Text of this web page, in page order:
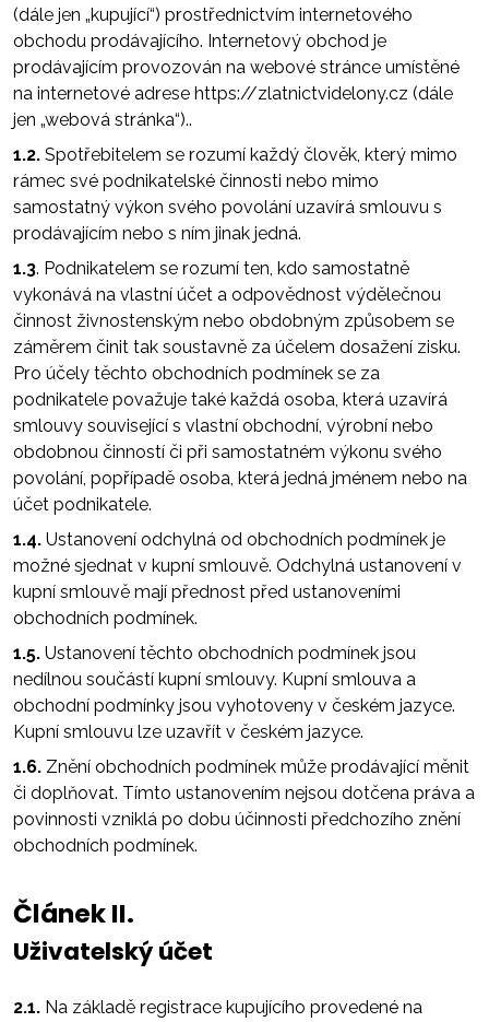
(dále jen „kupující“) prostřednictvím internetového
obchodu prodávajícího. Internetový obchod je
prodávajícím provozován na webové stránce umístěné
na internetové adrese https://zlatnictvidelony.cz (dále
jen „webová stránka“)..
1.2. Spotřebitelem se rozumí každý člověk, který mimo
rámec své podnikatelské činnosti nebo mimo
samostatný výkon svého povolání uzavírá smlouvu s
prodávajícím nebo s ním jinak jedná.
1.3. Podnikatelem se rozumí ten, kdo samostatně
vykonává na vlastní účet a odpovědnost výdělečnou
činnost živnostenským nebo obdobným způsobem se
záměrem činit tak soustavně za účelem dosažení zisku.
Pro účely těchto obchodních podmínek se za
podnikatele považuje také každá osoba, která uzavírá
smlouvy související s vlastní obchodní, výrobní nebo
obdobnou činností či při samostatném výkonu svého
povolání, popřípadě osoba, která jedná jménem nebo na
účet podnikatele.
1.4. Ustanovení odchylná od obchodních podmínek je
možné sjednat v kupní smlouvě. Odchylná ustanovení v
kupní smlouvě mají přednost před ustanoveními
obchodních podmínek.
1.5. Ustanovení těchto obchodních podmínek jsou
nedílnou součástí kupní smlouvy. Kupní smlouva a
obchodní podmínky jsou vyhotoveny v českém jazyce.
Kupní smlouvu lze uzavřít v českém jazyce.
1.6. Znění obchodních podmínek může prodávající měnit
či doplňovat. Tímto ustanovením nejsou dotčena práva a
povinnosti vzniklá po dobu účinnosti předchozího znění
obchodních podmínek.
Článek II.
Uživatelský účet
2.1. Na základě registrace kupujícího provedené na